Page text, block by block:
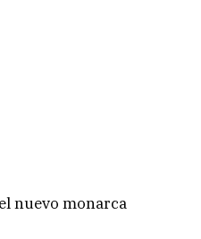
nuevo monarca